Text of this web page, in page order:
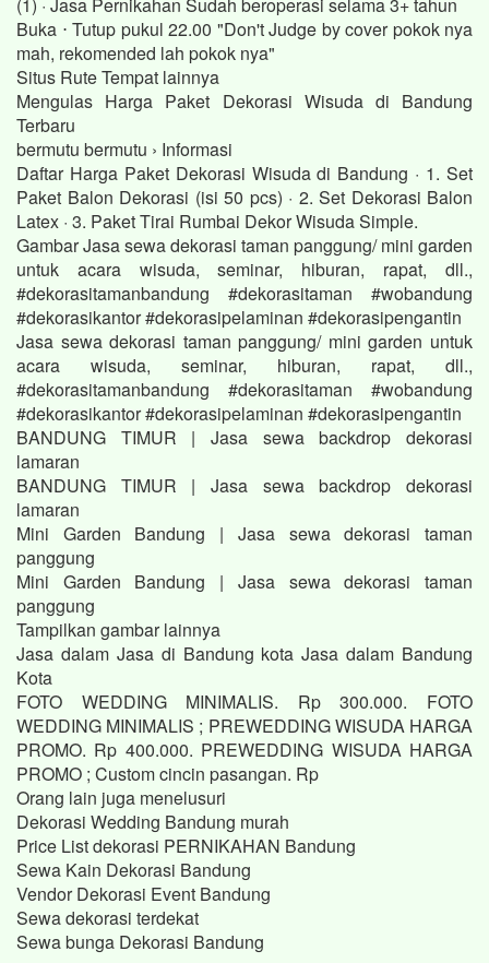
Buka ⋅ Tutup pukul 22.00 "Don't Judge by cover pokok nya
mah, rekomended lah pokok nya"
Situs Rute Tempat lainnya
Mengulas Harga Paket Dekorasi Wisuda di Bandung
Terbaru
bermutu bermutu › Informasi
Daftar Harga Paket Dekorasi Wisuda di Bandung · 1. Set
Paket Balon Dekorasi (isi 50 pcs) · 2. Set Dekorasi Balon
Latex · 3. Paket Tirai Rumbai Dekor Wisuda Simple.
Gambar Jasa sewa dekorasi taman panggung/ mini garden
untuk acara wisuda, seminar, hiburan, rapat, dll.,
#dekorasitamanbandung #dekorasitaman #wobandung
#dekorasikantor #dekorasipelaminan #dekorasipengantin
Jasa sewa dekorasi taman panggung/ mini garden untuk
acara wisuda, seminar, hiburan, rapat, dll.,
#dekorasitamanbandung #dekorasitaman #wobandung
#dekorasikantor #dekorasipelaminan #dekorasipengantin
BANDUNG TIMUR | Jasa sewa backdrop dekorasi
lamaran
BANDUNG TIMUR | Jasa sewa backdrop dekorasi
lamaran
Mini Garden Bandung | Jasa sewa dekorasi taman
panggung
Mini Garden Bandung | Jasa sewa dekorasi taman
panggung
Tampilkan gambar lainnya
Jasa dalam Jasa di Bandung kota Jasa dalam Bandung
Kota
FOTO WEDDING MINIMALIS. Rp 300.000. FOTO
WEDDING MINIMALIS ; PREWEDDING WISUDA HARGA
PROMO. Rp 400.000. PREWEDDING WISUDA HARGA
PROMO ; Custom cincin pasangan. Rp
Orang lain juga menelusuri
Dekorasi Wedding Bandung murah
Price List dekorasi PERNIKAHAN Bandung
Sewa Kain Dekorasi Bandung
Vendor Dekorasi Event Bandung
Sewa dekorasi terdekat
Sewa bunga Dekorasi Bandung